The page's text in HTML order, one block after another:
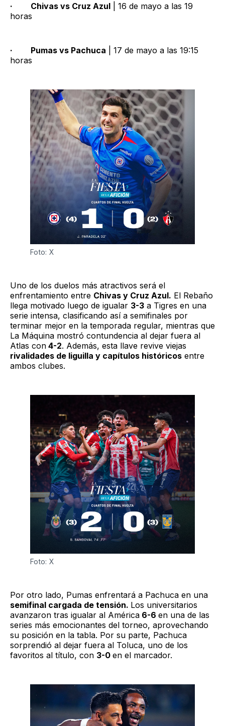
· Chivas vs Cruz Azul | 16 de mayo a las 19
horas
· Pumas vs Pachuca | 17 de mayo a las 19:15
horas
Foto: X
Uno de los duelos más atractivos será el
enfrentamiento entre Chivas y Cruz Azul. El Rebaño
llega motivado luego de igualar 3-3 a Tigres en una
serie intensa, clasificando así a semifinales por
terminar mejor en la temporada regular, mientras que
La Máquina mostró contundencia al dejar fuera al
Atlas con 4-2. Además, esta llave revive viejas
rivalidades de liguilla y capítulos históricos entre
ambos clubes.
Foto: X
Por otro lado, Pumas enfrentará a Pachuca en una
semifinal cargada de tensión. Los universitarios
avanzaron tras igualar al América 6-6 en una de las
series más emocionantes del torneo, aprovechando
su posición en la tabla. Por su parte, Pachuca
sorprendió al dejar fuera al Toluca, uno de los
favoritos al título, con 3-0 en el marcador.